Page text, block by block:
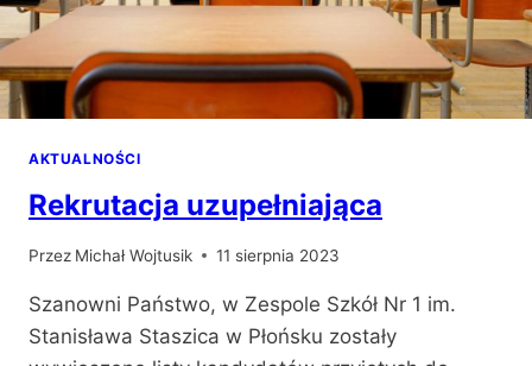
AKTUALNOŚCI
Rekrutacja uzupełniająca
Przez Michał Wojtusik 11 sierpnia 2023
Szanowni Państwo, w Zespole Szkół Nr 1 im.
Stanisława Staszica w Płońsku zostały